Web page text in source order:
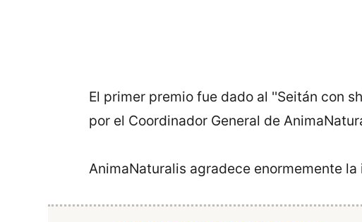
El primer premio fue dado al ''Seitán con
por el Coordinador General de
AnimaNaturalis agradece enormemente